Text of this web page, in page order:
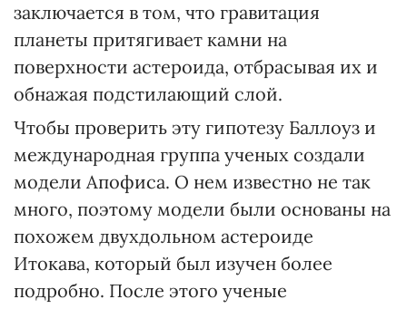
заключается в том, что гравитация
планеты притягивает камни на
поверхности астероида, отбрасывая их и
обнажая подстилающий слой.
Чтобы проверить эту гипотезу Баллоуз и
международная группа ученых создали
модели Апофиса. О нем известно не так
много, поэтому модели были основаны на
похожем двухдольном астероиде
Итокава, который был изучен более
подробно. После этого ученые